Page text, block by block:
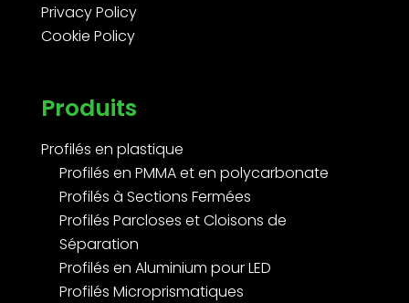
Privacy Policy
Cookie Policy
Produits
Profilés en plastique
Profilés en PMMA et en polycarbonate
Profilés à Sections Fermées
Profilés Parcloses et Cloisons de
Séparation
Profilés en Aluminium pour LED
Profilés Microprismatiques